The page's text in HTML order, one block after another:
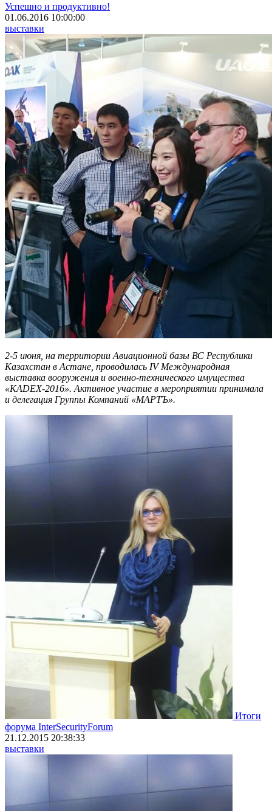
Успешно и продуктивно!
01.06.2016 10:00:00
выставки
2-5 июня, на территории Авиационной базы ВС Республики
Казахстан в Астане, проводилась IV Международная
выставка вооружения и военно-технического имущества
«KADEX-2016». Активное участие в мероприятии принимала
и делегация Группы Компаний «МАРТЪ».
Итоги
форума InterSecurityForum
21.12.2015 20:38:33
выставки